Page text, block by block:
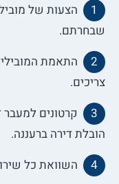
הצעות של
שבחרתם.
התאמת
צריכים.
קרטונים למעבר
הובלת דירה ברעננה.
השוואת כל